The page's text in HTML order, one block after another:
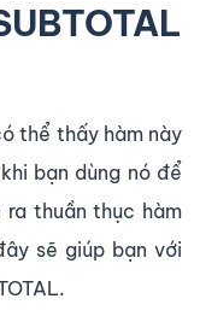
thể thấy hàm này
bạn dùng nó để
thuần thục hàm
sẽ giúp bạn với